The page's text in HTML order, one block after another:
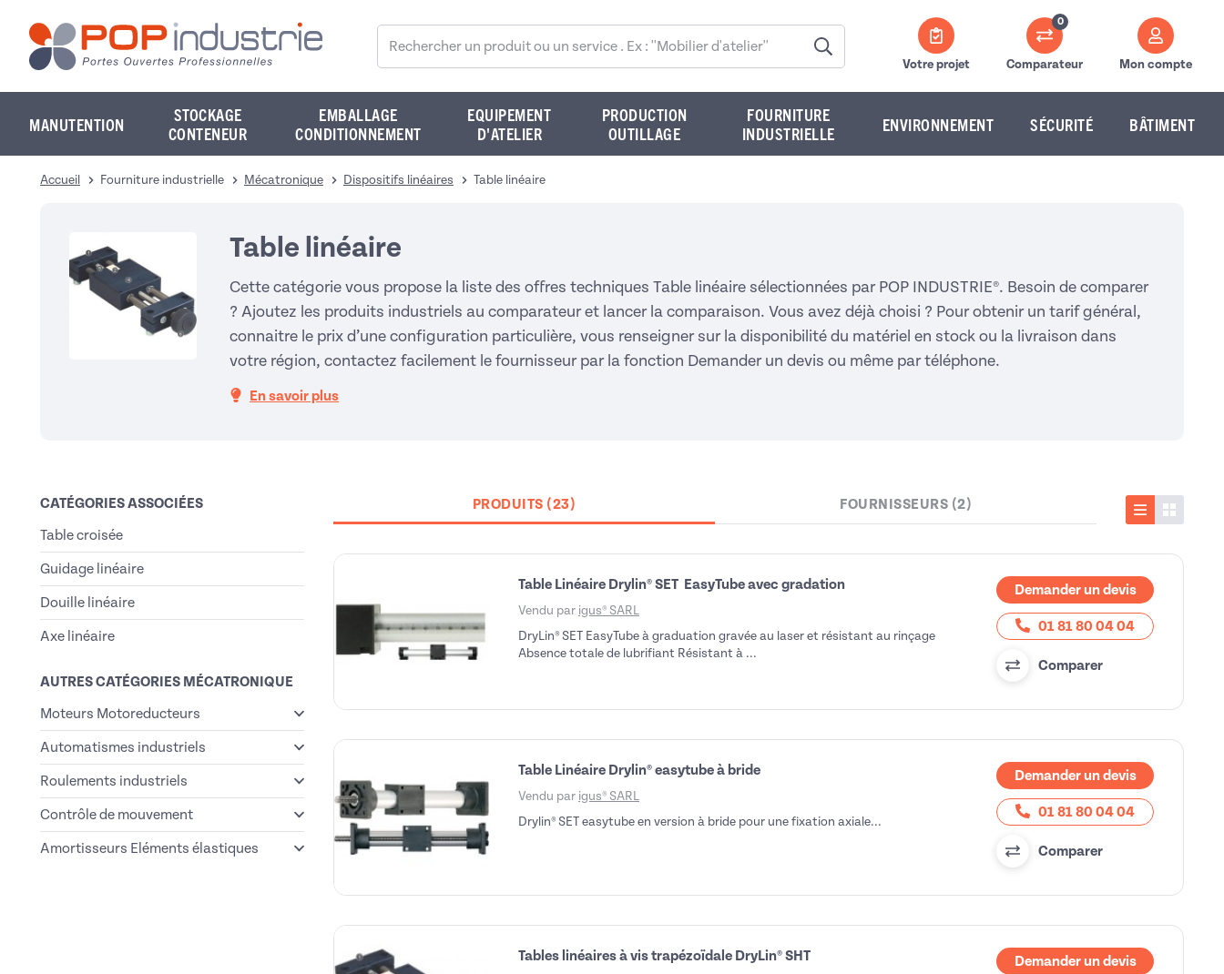
Votre projet
0
Comparateur Mon compte
MANUTENTION
STOCKAGE
CONTENEUR
EMBALLAGE
CONDITIONNEMENT
EQUIPEMENT
D'ATELIER
PRODUCTION
OUTILLAGE
FOURNITURE
INDUSTRIELLE
ENVIRONNEMENT SÉCURITÉ BÂTIMENT
Accueil Fourniture industrielle Mécatronique Dispositifs linéaires Table linéaire
Table linéaire
Cette catégorie vous propose la liste des offres techniques Table linéaire sélectionnées par POP INDUSTRIE®. Besoin de comparer
? Ajoutez les produits industriels au comparateur et lancer la comparaison. Vous avez déjà choisi ? Pour obtenir un tarif général,
connaitre le prix d’une configuration particulière, vous renseigner sur la disponibilité du matériel en stock ou la livraison dans
votre région, contactez facilement le fournisseur par la fonction Demander un devis ou même par téléphone.
En savoir plus
CATÉGORIES ASSOCIÉES
Table croisée
Guidage linéaire
Douille linéaire
Axe linéaire
AUTRES CATÉGORIES MÉCATRONIQUE
Moteurs Motoreducteurs
Automatismes industriels
Roulements industriels
Contrôle de mouvement
Amortisseurs Eléments élastiques
PRODUITS (23)
FOURNISSEURS (2)
Liste
Table Linéaire Drylin® SET  EasyTube avec gradation
Vendu par igus® SARL
DryLin® SET EasyTube à graduation gravée au laser et résistant au rinçage
Absence totale de lubrifiant Résistant à ...
Demander un devis
01 81 80 04 04
Comparer
Table Linéaire Drylin® easytube à bride
Vendu par igus® SARL
Drylin® SET easytube en version à bride pour une fixation axiale...
Demander un devis
01 81 80 04 04
Comparer
Tables linéaires à vis trapézoïdale DryLin® SHT Demander un devis